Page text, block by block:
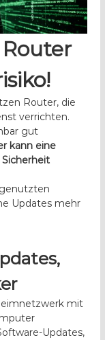
Router, die
verrichten.
gut
kann eine
Updates mehr
mit
Updates,